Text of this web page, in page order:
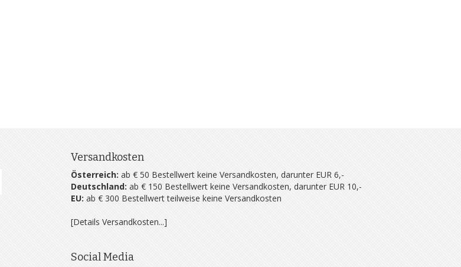
Versandkosten
Österreich: ab € 50 Bestellwert keine Versandkosten, darunter EUR 6,-
Deutschland: ab € 150 Bestellwert keine Versandkosten, darunter EUR 10,-
EU: ab € 300 Bestellwert teilweise keine Versandkosten
[Details Versandkosten...]
Social Media